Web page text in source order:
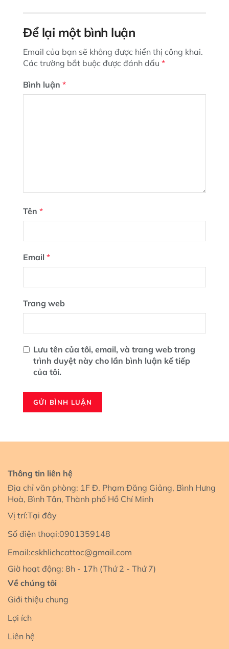
Để lại một bình luận
Email của bạn sẽ không được hiển thị công khai.
Các trường bắt buộc được đánh dấu *
Bình luận *
Tên *
Email *
Trang web
Lưu tên của tôi, email, và trang web trong
trình duyệt này cho lần bình luận kế tiếp
của tôi.
Thông tin liên hệ
Địa chỉ văn phòng: 1F Đ. Phạm Đăng Giảng, Bình Hưng
Hoà, Bình Tân, Thành phố Hồ Chí Minh
Vị trí:Tại đây
Số điện thoại:0901359148
Email:cskhlichcattoc@gmail.com
Giờ hoạt động: 8h - 17h (Thứ 2 - Thứ 7)
Về chúng tôi
Giới thiệu chung
Lợi ích
Liên hệ